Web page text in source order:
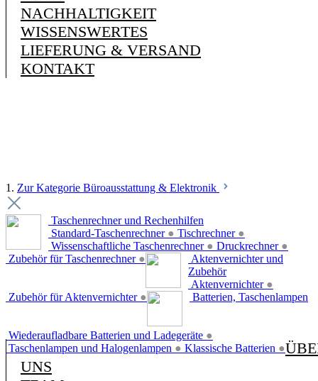
NACHHALTIGKEIT
WISSENSWERTES
LIEFERUNG & VERSAND
KONTAKT
1. Zur Kategorie Büroausstattung & Elektronik
Taschenrechner und Rechenhilfen
Standard-Taschenrechner ● Tischrechner ●
Wissenschaftliche Taschenrechner ● Druckrechner ●
Zubehör für Taschenrechner ●
Aktenvernichter und
Zubehör
Aktenvernichter ●
Zubehör für Aktenvernichter ● Batterien, Taschenlampen
Wiederaufladbare Batterien und Ladegeräte ●
Taschenlampen und Halogenlampen ● Klassische Batterien ●
UNS